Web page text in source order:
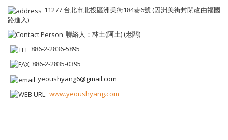
11277 台北市北投區洲美街184巷6號 (因洲美街封閉改由福國
路進入)
聯絡人：林土(阿土) (老闆)
886-2-2836-5895
886-2-2835-0395
yeoushyang6@gmail.com
www.yeoushyang.com